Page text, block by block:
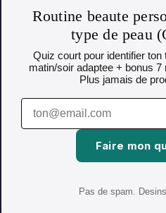
Routine beaute
type de peau
Quiz court pour identifier
matin/soir adaptee + bonus
Plus jamais de
Faire mon
Pas de spam.